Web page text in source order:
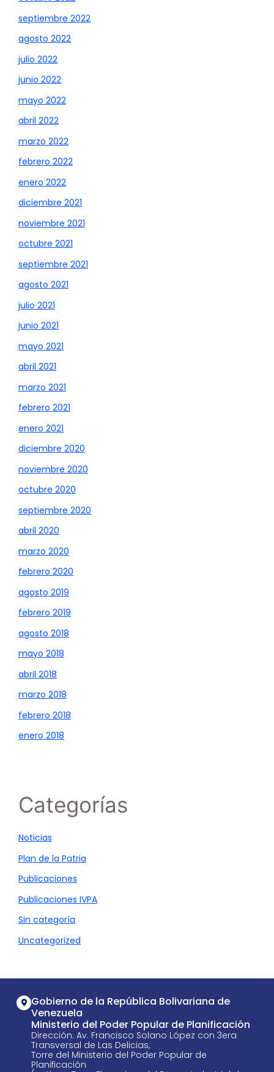
septiembre 2022
agosto 2022
julio 2022
junio 2022
mayo 2022
abril 2022
marzo 2022
febrero 2022
enero 2022
diciembre 2021
noviembre 2021
octubre 2021
septiembre 2021
agosto 2021
julio 2021
junio 2021
mayo 2021
abril 2021
marzo 2021
febrero 2021
enero 2021
diciembre 2020
noviembre 2020
octubre 2020
septiembre 2020
abril 2020
marzo 2020
febrero 2020
agosto 2019
febrero 2019
agosto 2018
mayo 2018
abril 2018
marzo 2018
febrero 2018
enero 2018
Categorías
Noticias
Plan de la Patria
Publicaciones
Publicaciones IVPA
Sin categoría
Uncategorized
Gobierno de la República Bolivariana de
Venezuela
Ministerio del Poder Popular de Planificación
Dirección: Av. Francisco Solano López con 3era
Transversal de Las Delicias,
Torre del Ministerio del Poder Popular de
Planificación